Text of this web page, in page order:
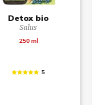
Detox bio
Salus
250 ml
5